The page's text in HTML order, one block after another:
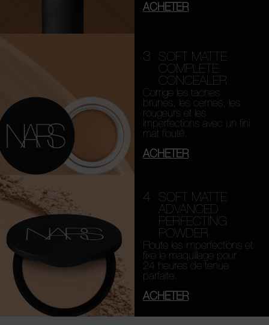
ACHETER
3
SOFT MATTE
COMPLETE
CONCEALER
Corrige les taches
brunes, les cernes, les
rougeurs et les
imperfections avec un fini
mat flouté.
ACHETER
4
SOFT MATTE
ADVANCED
PERFECTING
POWDER
Floute les imperfections et
fixe le maquillage pour
24 heures de tenue
parfaite.
ACHETER